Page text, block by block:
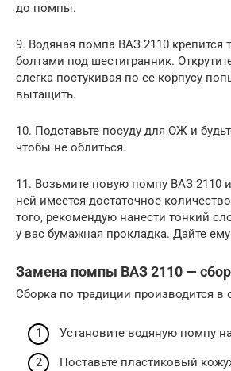
до помпы.
9. Водяная помпа ВАЗ 2110
болтами под шестигранник.
слегка постукивая по ее корпусу
вытащить.
10. Подставьте посуду для ОЖ и
чтобы не облиться.
11. Возьмите новую помпу ВАЗ 2110 и
ней имеется достаточное
того, рекомендую нанести тонкий
у вас бумажная прокладка. Дайте
Замена помпы ВАЗ 2110 —
Сборка по традиции производится в
Установите водяную помпу
Поставьте пластиковый